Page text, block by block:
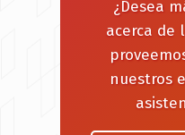
¿Desea
acerca de
nuestros